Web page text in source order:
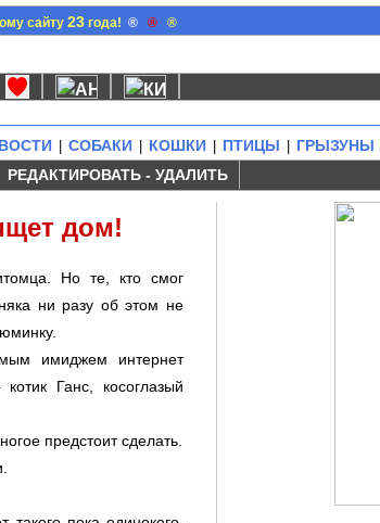
сайту23 года! ® ® ®
СОБАКИ КОШКИ ПТИЦЫ ГРЫЗУНЫ
РЕДАКТИРОВАТЬ - УДАЛИТЬ
дом!
Но те, кто смог
ни разу об этом не
имиджем интернет
Ганс, косоглазый
предстоит сделать.